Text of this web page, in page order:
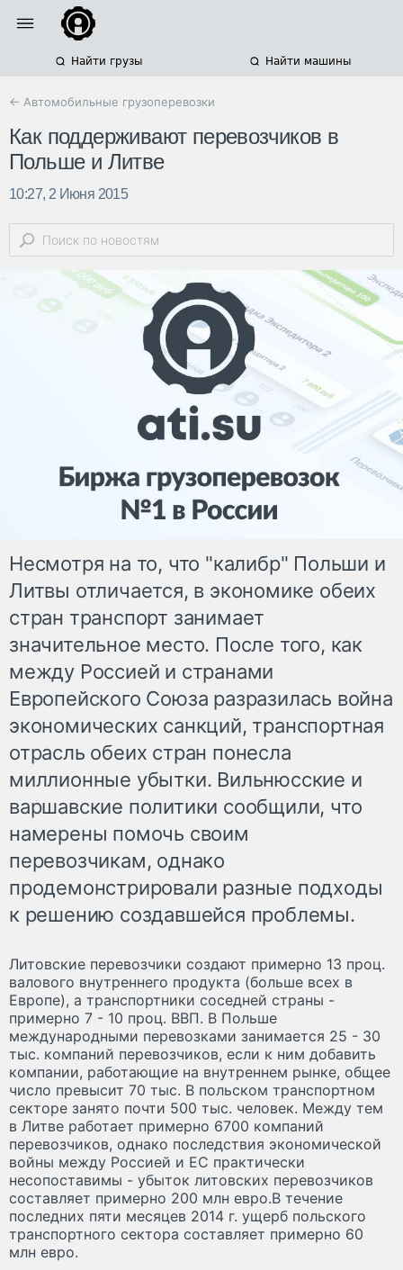
Найти грузы Найти машины
← Автомобильные грузоперевозки
Как поддерживают перевозчиков в
Польше и Литве
10:27, 2 Июня 2015
Несмотря на то, что "калибр" Польши и
Литвы отличается, в экономике обеих
стран транспорт занимает
значительное место. После того, как
между Россией и странами
Европейского Союза разразилась война
экономических санкций, транспортная
отрасль обеих стран понесла
миллионные убытки. Вильнюсские и
варшавские политики сообщили, что
намерены помочь своим
перевозчикам, однако
продемонстрировали разные подходы
к решению создавшейся проблемы.
Литовские перевозчики создают примерно 13 проц.
валового внутреннего продукта (больше всех в
Европе), а транспортники соседней страны -
примерно 7 - 10 проц. ВВП. В Польше
международными перевозками занимается 25 - 30
тыс. компаний перевозчиков, если к ним добавить
компании, работающие на внутреннем рынке, общее
число превысит 70 тыс. В польском транспортном
секторе занято почти 500 тыс. человек. Между тем
в Литве работает примерно 6700 компаний
перевозчиков, однако последствия экономической
войны между Россией и ЕС практически
несопоставимы - убыток литовских перевозчиков
составляет примерно 200 млн евро.В течение
последних пяти месяцев 2014 г. ущерб польского
транспортного сектора составляет примерно 60
млн евро.